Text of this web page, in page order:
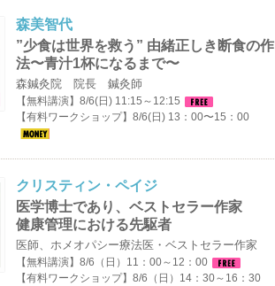
森美智代
”少食は世界を救う” 由緒正しき断食の作
法〜青汁1杯になるまで〜
森鍼灸院 院長 鍼灸師
【無料講演】8/6(日) 11:15～12:15
【有料ワークショップ】8/6(日) 13：00〜15：00
クリスティン・ペイジ
医学博士であり、ベストセラー作家
健康管理における先駆者
医師、ホメオパシー療法医・ベストセラー作家
【無料講演】8/6（日）11：00～12：00
【有料ワークショップ】8/6（日）14：30～16：30